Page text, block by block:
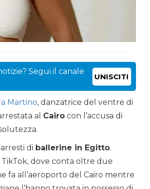
Segui il canale
UNISCITI
Martino, danzatrice del ventre di
al Cairo con l’accusa di
di ballerine in Egitto.
dove conta oltre due
fa all’aeroporto del Cairo mentre